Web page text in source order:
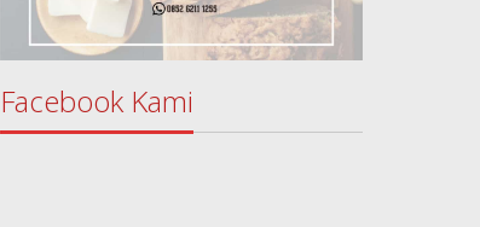
Facebook Kami